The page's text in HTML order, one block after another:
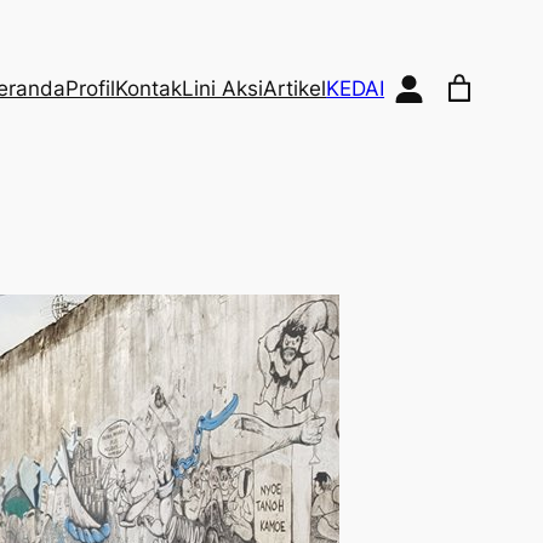
ProfilKontakLini AksiArtikelKEDAI